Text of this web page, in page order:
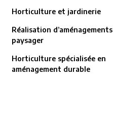
Horticulture et jardinerie
Réalisation d’aménagements
paysager
Horticulture spécialisée en
aménagement durable